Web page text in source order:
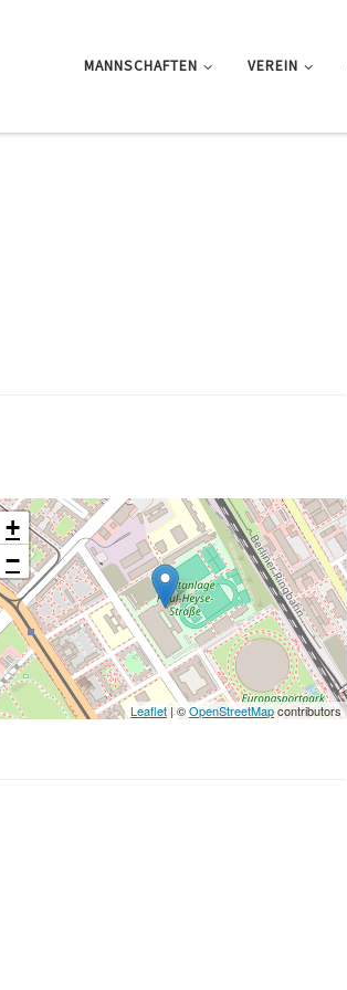
MANNSCHAFTEN VEREIN
+
−
Leaflet | ©OpenStreetMapcontributors